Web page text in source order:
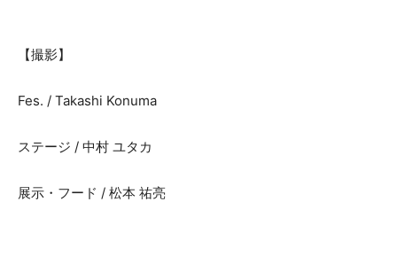
【撮影】
Fes. / Takashi Konuma
ステージ / 中村 ユタカ
展示・フード / 松本 祐亮